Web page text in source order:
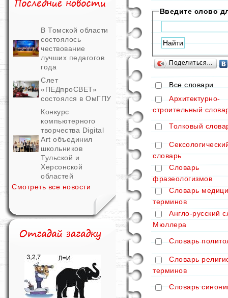
В Томской области
состоялось
чествование
лучших педагогов
года
Слет
«ПЕДпроСВЕТ»
состоялся в ОмГПУ
Конкурс
компьютерного
творчества Digital
Art объединил
школьников
Тульской и
Херсонской
областей
Смотреть все новости
Введите слово
Поделиться…
Все словари
Архитектурно-
строительный
Толковый
словарь
Словарь
фразеологизмов
Словарь
терминов
Англо-русский
Мюллера
Словарь
Словарь
терминов
Словарь